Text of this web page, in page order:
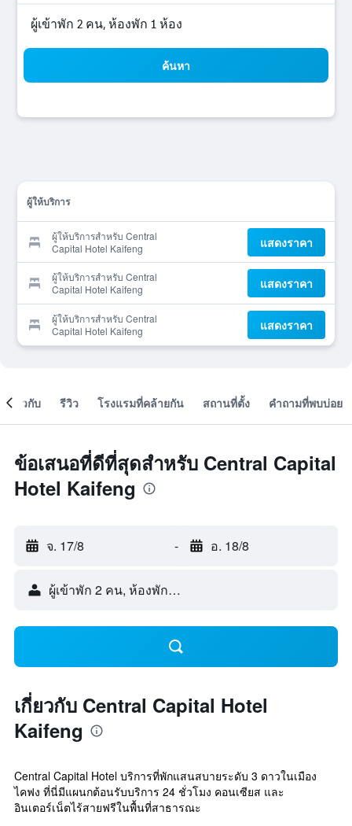
ผู้เข้าพัก 2 คน, ห้องพัก 1 ห้อง
ค้นหา
ผู้ให้บริการ
ผู้ให้บริการสำหรับ Central
Capital Hotel Kaifeng
แสดงราคา
ผู้ให้บริการสำหรับ Central
Capital Hotel Kaifeng
แสดงราคา
ผู้ให้บริการสำหรับ Central
Capital Hotel Kaifeng
แสดงราคา
เกี่ยวกับ รีวิว โรงแรมที่คล้ายกัน สถานที่ตั้ง คำถามที่พบบ่อย
ข้อเสนอที่ดีที่สุดสำหรับ Central Capital
Hotel Kaifeng
จ. 17/8 - อ. 18/8
ผู้เข้าพัก 2 คน, ห้องพัก 1 ห้อง
เกี่ยวกับ Central Capital Hotel
Kaifeng
Central Capital Hotel บริการที่พักแสนสบายระดับ 3 ดาวในเมือง
ไคฟง ที่นี่มีแผนกต้อนรับบริการ 24 ชั่วโมง คอนเซียส และ
อินเตอร์เน็ตไร้สายฟรีในพื้นที่สาธารณะ